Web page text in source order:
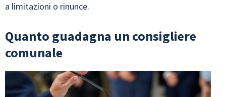
a limitazioni o rinunce.
Quanto guadagna un consigliere
comunale